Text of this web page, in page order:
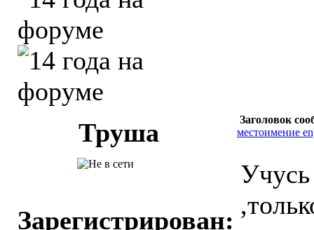
Труша
Заголовок
местоимение
Зарегистрирован: